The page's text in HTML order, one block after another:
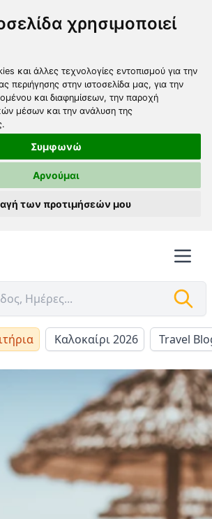
χρησιμοποιεί
και άλλες τεχνολογίες εντοπισμού για την
περιήγησης στην ιστοσελίδα μας, για την
και διαφημίσεων, την παροχή
μέσων και την ανάλυση της
Συμφωνώ
Αρνούμαι
των προτιμήσεών μου
Καλοκαίρι 2026 Travel